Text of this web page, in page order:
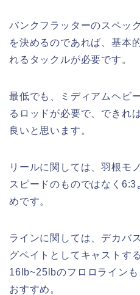
バンクフラッターのスペッ
を決めるのであれば、基本
れるタックルが必要です。
最低でも、ミディアムヘビ
るロッドが必要で、できれ
良いと思います。
リールに関しては、羽根モ
スピードのものではなく
めです。
ラインに関しては、デカバ
グベイトとしてキャストす
16lb~25lbのフロロライン
おすすめ。